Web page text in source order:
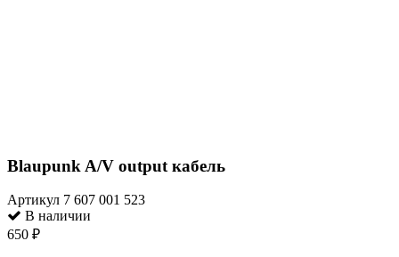
Blaupunk A/V output кабель
Артикул 7 607 001 523
В наличии
650 ₽